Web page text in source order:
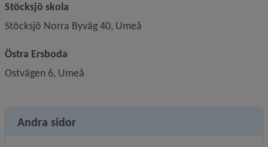
Stöcksjö skola
Stöcksjö Norra Byväg 40, Umeå
Östra Ersboda
Ostvägen 6, Umeå
Andra sidor